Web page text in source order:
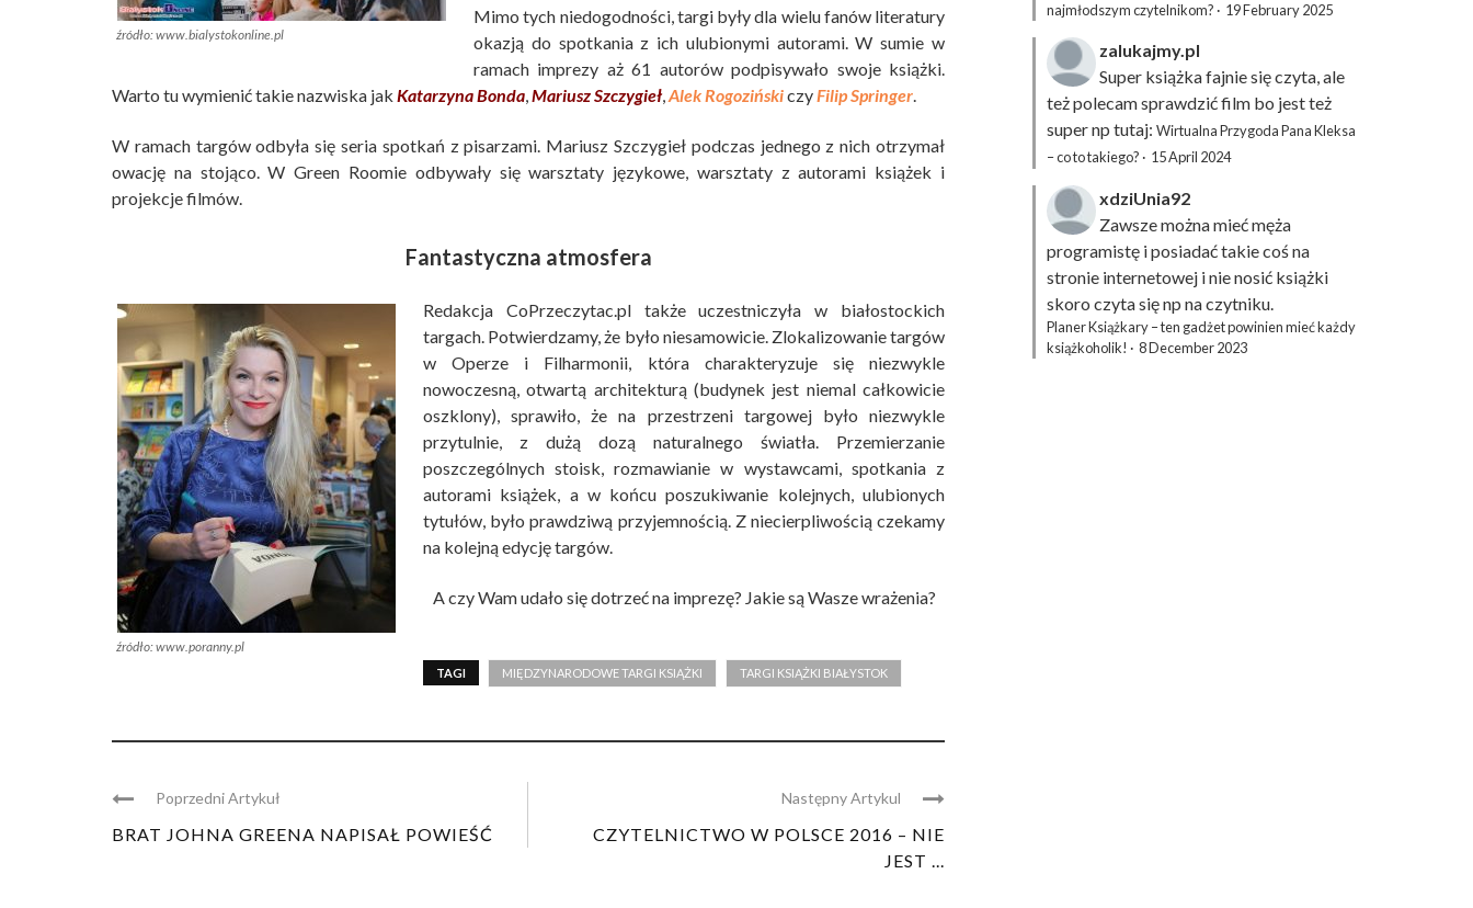
źródło: www.bialystokonline.pl
Mimo tych niedogodności, targi były dla wielu fanów literatury
okazją do spotkania z ich ulubionymi autorami. W sumie w
ramach imprezy aż 61 autorów podpisywało swoje książki.
Warto tu wymienić takie nazwiska jak Katarzyna Bonda Mariusz Szczygieł, Alek Rogozińskiczy Filip Springer
W ramach targów odbyła się seria spotkań z pisarzami. Mariusz Szczygieł podczas jednego z nich otrzymał
owację na stojąco. W Green Roomie odbywały się warsztaty językowe, warsztaty z autorami książek i
projekcje filmów.
Fantastyczna atmosfera
źródło: www.poranny.pl
Redakcja CoPrzeczytac.pl także uczestniczyła w białostockich
targach. Potwierdzamy, że było niesamowicie. Zlokalizowanie targów
w Operze i Filharmonii, która charakteryzuje się niezwykle
nowoczesną, otwartą architekturą (budynek jest niemal całkowicie
oszklony), sprawiło, że na przestrzeni targowej było niezwykle
przytulnie, z dużą dozą naturalnego światła. Przemierzanie
poszczególnych stoisk, rozmawianie w wystawcami, spotkania z
autorami książek, a w końcu poszukiwanie kolejnych, ulubionych
tytułów, było prawdziwą przyjemnością. Z niecierpliwością czekamy
na kolejną edycję targów.
A czy Wam udało się dotrzeć na imprezę? Jakie są Wasze wrażenia?
TAGI MIĘDZYNARODOWE TARGI KSIĄŻKI TARGI KSIĄŻKI BIAŁYSTOK
Poprzedni Artykuł
BRAT JOHNA GREENA NAPISAŁ POWIEŚĆ
Następny Artykul
CZYTELNICTWO W POLSCE 2016 – NIE
JEST ...
najmłodszym czytelnikom? · 19 February 2025
zalukajmy.pl
Super książka fajnie się czyta, ale
też polecam sprawdzić film bo jest też
super np tutaj: Wirtualna Przygoda Pana Kleksa
– co to takiego? · 15 April 2024
xdziUnia92
Zawsze można mieć męża
programistę i posiadać takie coś na
stronie internetowej i nie nosić książki
skoro czyta się np na czytniku.
Planer Książkary – ten gadżet powinien mieć każdy
książkoholik! · 8 December 2023